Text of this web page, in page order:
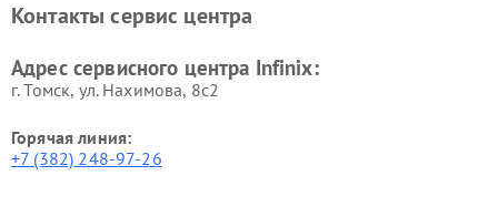
Контакты сервис центра
Адрес сервисного центра Infinix:
г. Томск, ул. Нахимова, 8с2
Горячая линия:
+7 (382) 248-97-26